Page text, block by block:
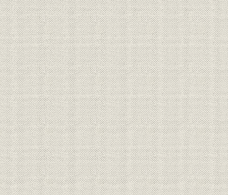
株式 [株主]地域別分布状況 [昭和30年
役員 取締役社長 正田英三郎 [昭和30年
役員
専務取締役 加藤徳雄、常務取締
役 河野清
[昭和30年
役員
常務取締役 円尾明男、常務取締
役 沢野保治、取締役 斎藤熊三
郎、取締役 細田武夫、取締役 山
内孝平、取締役 松本秀夫
[昭和30年
役員
取締役 西野常明、取締役 金子
隆、取締役 安口吉三郎、取締役
北川文雄、取締役 栗田恭三、取
締役 安井泰治
[昭和30年
役員
監査役 星野唯三、常任監査役 岩
田武之輔、監査役 正田得一郎
[昭和30年